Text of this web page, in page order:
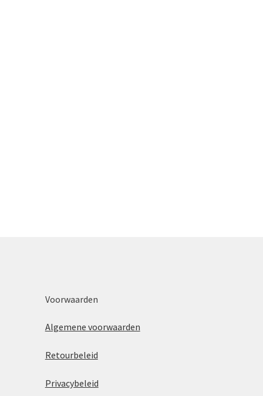
Voorwaarden
Algemene voorwaarden
Retourbeleid
Privacybeleid